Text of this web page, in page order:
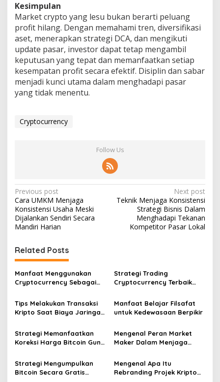
Kesimpulan
Market crypto yang lesu bukan berarti peluang
profit hilang. Dengan memahami tren, diversifikasi
aset, menerapkan strategi DCA, dan mengikuti
update pasar, investor dapat tetap mengambil
keputusan yang tepat dan memanfaatkan setiap
kesempatan profit secara efektif. Disiplin dan sabar
menjadi kunci utama dalam menghadapi pasar
yang tidak menentu.
Cryptocurrency
Follow Us
Post
navigation
Previous post
Cara UMKM Menjaga
Konsistensi Usaha Meski
Dijalankan Sendiri Secara
Mandiri Harian
Next post
Teknik Menjaga Konsistensi
Strategi Bisnis Dalam
Menghadapi Tekanan
Kompetitor Pasar Lokal
Related Posts
Manfaat Menggunakan
Cryptocurrency Sebagai
Era Ekonomi Baru
Strategi Trading
Cryptocurrency Terbaik
Enam Mendatang
Tips Melakukan Transaksi
Kripto Saat Biaya Jaringan
Manfaat Belajar Filsafat
untuk Kedewasaan Berpikir
Strategi Memanfaatkan
Koreksi Harga Bitcoin Guna
Jangka Panjang
Mengenal Peran Market
Maker Dalam Menjaga
Kripto
Strategi Mengumpulkan
Bitcoin Secara Gratis
Mengenal Apa Itu
Rebranding Projek Kripto